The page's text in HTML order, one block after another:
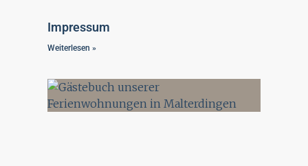
Impressum
Weiterlesen »